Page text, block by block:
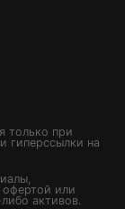
только при
гиперссылки на
офертой или
активов.